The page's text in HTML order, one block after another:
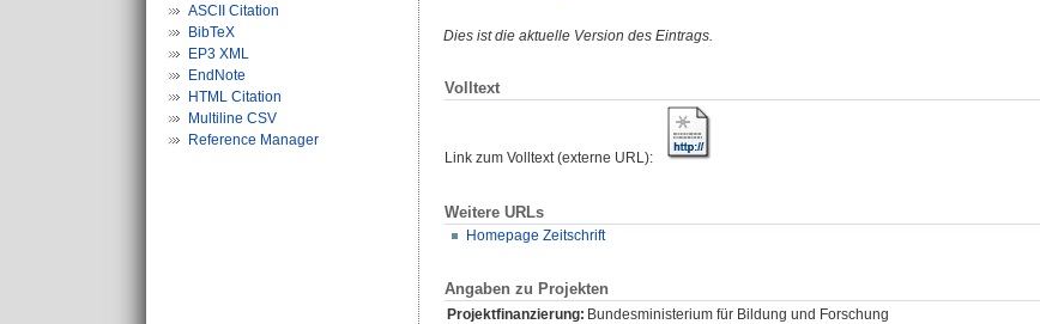
ASCII Citation
BibTeX
EP3 XML
EndNote
HTML Citation
Multiline CSV
Reference Manager
Dies ist die aktuelle Version des Eintrags.
Volltext
Link zum Volltext (externe URL):
Weitere URLs
Homepage Zeitschrift
Angaben zu Projekten
Projektfinanzierung: Bundesministerium für Bildung und Forschung